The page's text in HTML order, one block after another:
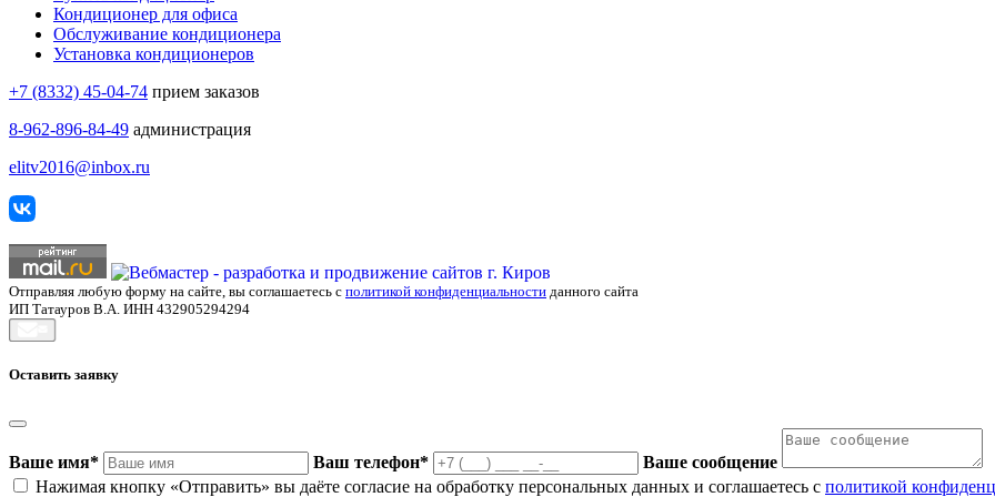
Кондиционер для офиса
Обслуживание кондиционера
Установка кондиционеров
+7 (8332) 45-04-74 прием заказов
8-962-896-84-49 администрация
elitv2016@inbox.ru
Отправляя любую форму на сайте, вы соглашаетесь с политикой конфиденциальности данного сайта
ИП Татауров В.А. ИНН 432905294294
Оставить заявку
Ваше имя* Ваш телефон*
Ваше сообщение
Нажимая кнопку «Отправить» вы даёте согласие на обработку персональных данных и соглашаетесь с политикой